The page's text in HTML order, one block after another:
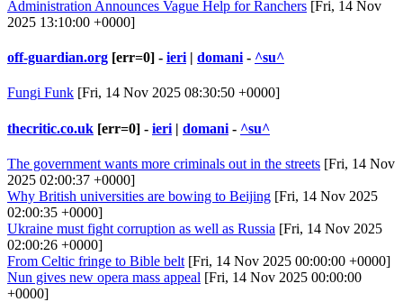
Administration Announces Vague Help for Ranchers [Fri, 14 Nov
2025 13:10:00 +0000]
off-guardian.org [err=0] - ieri | domani - ^su^
Fungi Funk [Fri, 14 Nov 2025 08:30:50 +0000]
thecritic.co.uk [err=0] - ieri | domani - ^su^
The government wants more criminals out in the streets [Fri, 14 Nov
2025 02:00:37 +0000]
Why British universities are bowing to Beijing [Fri, 14 Nov 2025
02:00:35 +0000]
Ukraine must fight corruption as well as Russia [Fri, 14 Nov 2025
02:00:26 +0000]
From Celtic fringe to Bible belt [Fri, 14 Nov 2025 00:00:00 +0000]
Nun gives new opera mass appeal [Fri, 14 Nov 2025 00:00:00
+0000]